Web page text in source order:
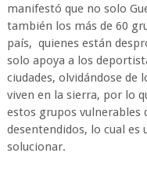
manifestó que no solo
también los más de 60
país, quienes están
solo apoya a los
ciudades, olvidándose de
viven en la sierra, por lo
estos grupos vulnerables
desentendidos, lo cual es
solucionar.